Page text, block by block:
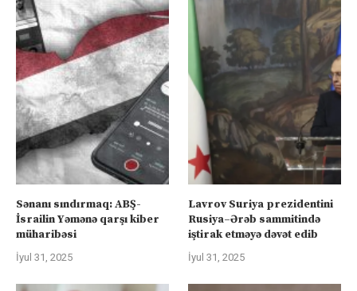
Sənanı sındırmaq: ABŞ-
İsrailin Yəmənə qarşı kiber
müharibəsi
İyul 31, 2025
Lavrov Suriya prezidentini
Rusiya–Ərəb sammitində
iştirak etməyə dəvət edib
İyul 31, 2025